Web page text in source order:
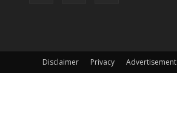
Disclaimer Privacy Advertisement